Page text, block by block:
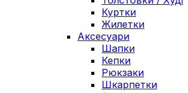
Куртки
Жилетки
Аксесуари
Шапки
Кепки
Рюкзаки
Шкарпетки